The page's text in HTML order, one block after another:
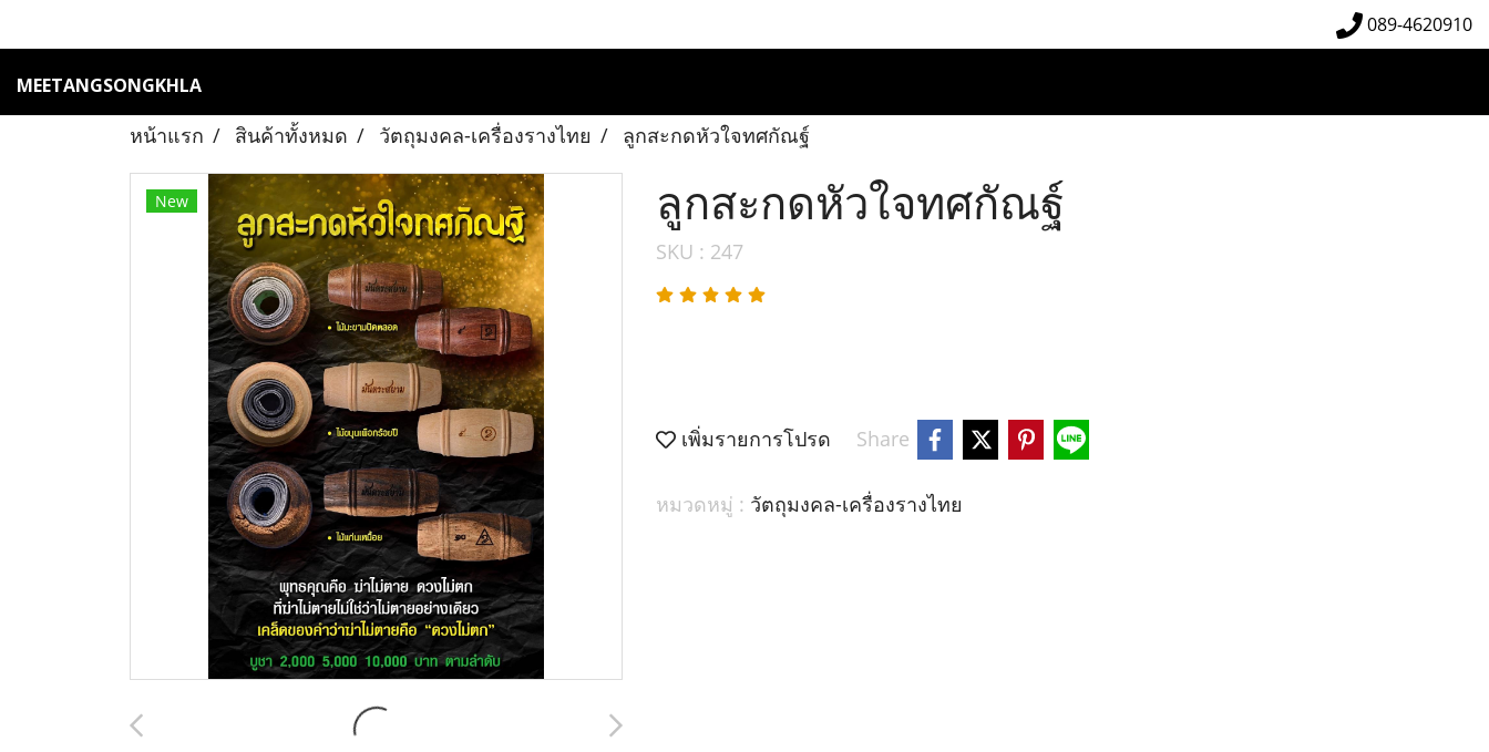
089-4620910
MEETANGSONGKHLA
หน้าแรก สินค้าทั้งหมด วัตถุมงคล-เครื่องรางไทย ลูกสะกดหัวใจทศกัณฐ์
New ลูกสะกดหัวใจทศกัณฐ์
SKU : 247
เพิ่มรายการโปรด Share
หมวดหมู่ : วัตถุมงคล-เครื่องรางไทย